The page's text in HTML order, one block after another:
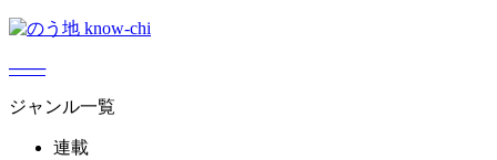
───
ジャンル一覧
連載